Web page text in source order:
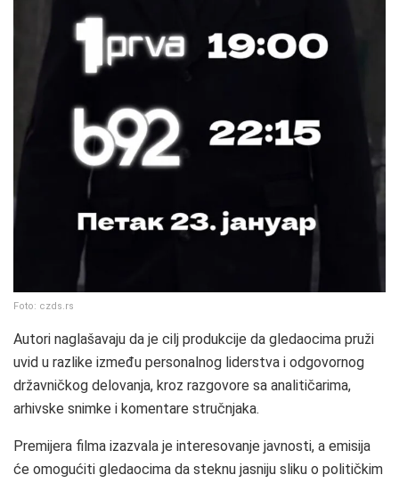
Foto: czds.rs
Autori naglašavaju da je cilj produkcije da gledaocima pruži
uvid u razlike između personalnog liderstva i odgovornog
državničkog delovanja, kroz razgovore sa analitičarima,
arhivske snimke i komentare stručnjaka.
Premijera filma izazvala je interesovanje javnosti, a emisija
će omogućiti gledaocima da steknu jasniju sliku o političkim